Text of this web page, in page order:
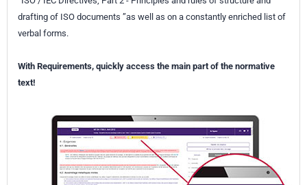
drafting of ISO documents ”as well as on a constantly enriched list of
verbal forms.
With Requirements, quickly access the main part of the normative
text!